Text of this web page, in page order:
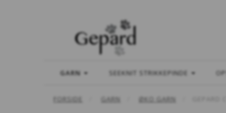
GARN SEEKNIT STRIKKEPINDE
FORSIDE GARN ØKO GARN